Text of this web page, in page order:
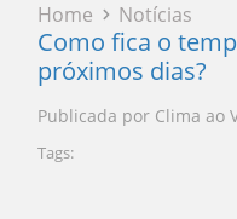
Home Notícias
Como fica o
próximos dias?
Publicada por Clima ao
Tags: